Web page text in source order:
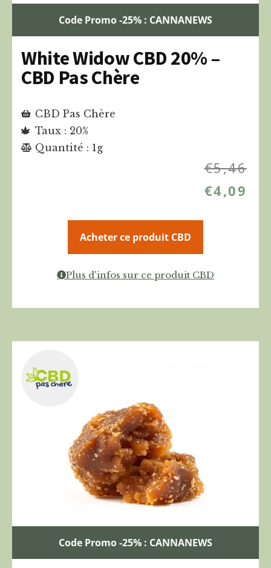
Code Promo -25% : CANNANEWS
White Widow CBD 20% –
CBD Pas Chère
CBD Pas Chère
Taux : 20%
Quantité : 1g
€5,46
€4,09
Acheter ce produit CBD
Plus d'infos sur ce produit CBD
Code Promo -25% : CANNANEWS